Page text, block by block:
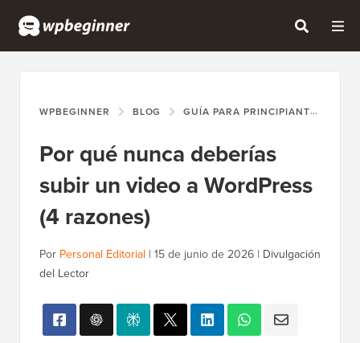
WPBEGINNER BLOG GUÍA PARA PRINCIPIANTES
Por qué nunca deberías
subir un video a WordPress
(4 razones)
Por Personal Editorial | 15 de junio de 2026 | Divulgación
del Lector